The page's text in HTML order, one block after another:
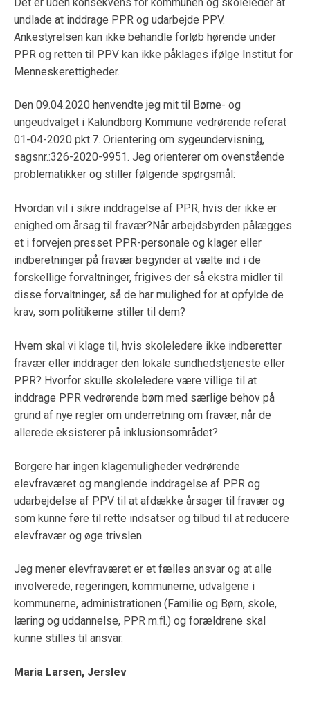
undlade at inddrage PPR og udarbejde PPV.
Ankestyrelsen kan ikke behandle forløb hørende under
PPR og retten til PPV kan ikke påklages ifølge Institut for
Menneskerettigheder.
Den 09.04.2020 henvendte jeg mit til Børne- og
ungeudvalget i Kalundborg Kommune vedrørende referat
01-04-2020 pkt.7. Orientering om sygeundervisning,
sagsnr.:326-2020-9951. Jeg orienterer om ovenstående
problematikker og stiller følgende spørgsmål:
Hvordan vil i sikre inddragelse af PPR, hvis der ikke er
enighed om årsag til fravær?Når arbejdsbyrden pålægges
et i forvejen presset PPR-personale og klager eller
indberetninger på fravær begynder at vælte ind i de
forskellige forvaltninger, frigives der så ekstra midler til
disse forvaltninger, så de har mulighed for at opfylde de
krav, som politikerne stiller til dem?
Hvem skal vi klage til, hvis skoleledere ikke indberetter
fravær eller inddrager den lokale sundhedstjeneste eller
PPR? Hvorfor skulle skoleledere være villige til at
inddrage PPR vedrørende børn med særlige behov på
grund af nye regler om underretning om fravær, når de
allerede eksisterer på inklusionsområdet?
Borgere har ingen klagemuligheder vedrørende
elevfraværet og manglende inddragelse af PPR og
udarbejdelse af PPV til at afdække årsager til fravær og
som kunne føre til rette indsatser og tilbud til at reducere
elevfravær og øge trivslen.
Jeg mener elevfraværet er et fælles ansvar og at alle
involverede, regeringen, kommunerne, udvalgene i
kommunerne, administrationen (Familie og Børn, skole,
læring og uddannelse, PPR m.fl.) og forældrene skal
kunne stilles til ansvar.
Maria Larsen, Jerslev